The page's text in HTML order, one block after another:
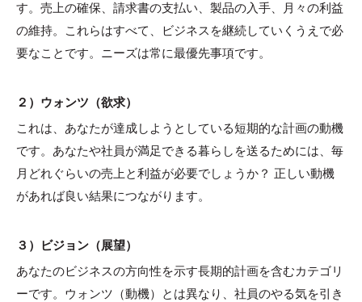
す。売上の確保、請求書の支払い、製品の入手、月々の利益
の維持。これらはすべて、ビジネスを継続していくうえで必
要なことです。ニーズは常に最優先事項です。
２）ウォンツ（欲求）
これは、あなたが達成しようとしている短期的な計画の動機
です。あなたや社員が満足できる暮らしを送るためには、毎
月どれぐらいの売上と利益が必要でしょうか？ 正しい動機
があれば良い結果につながります。
３）ビジョン（展望）
あなたのビジネスの方向性を示す長期的計画を含むカテゴリ
ーです。ウォンツ（動機）とは異なり、社員のやる気を引き